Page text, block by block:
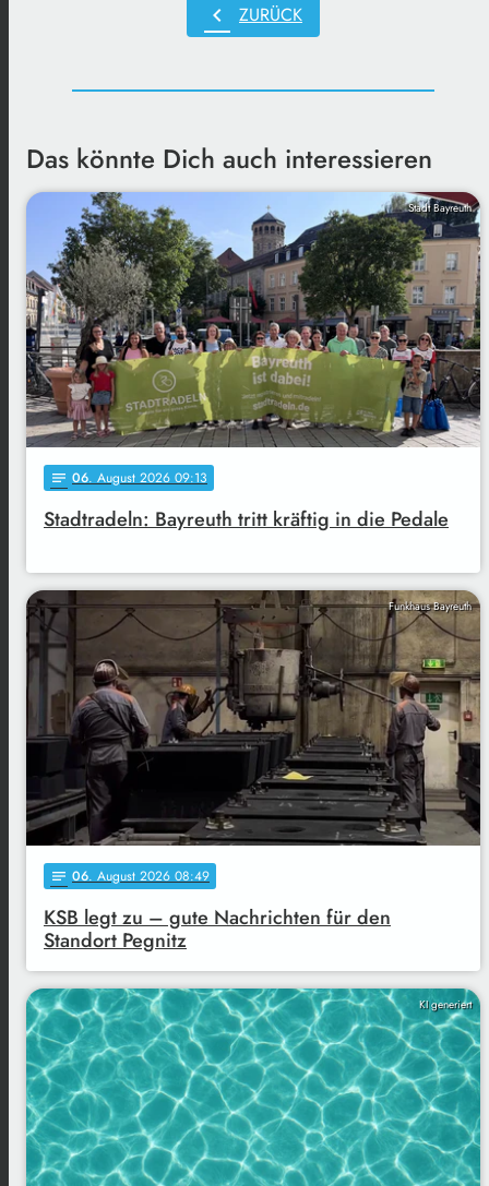
chevron_left ZURÜCK
Das könnte Dich auch interessieren
Stadt Bayreuth
notes 06. August 2026 09:13
Stadtradeln: Bayreuth tritt kräftig in die Pedale
Funkhaus Bayreuth
notes 06. August 2026 08:49
KSB legt zu – gute Nachrichten für den
Standort Pegnitz
KI generiert